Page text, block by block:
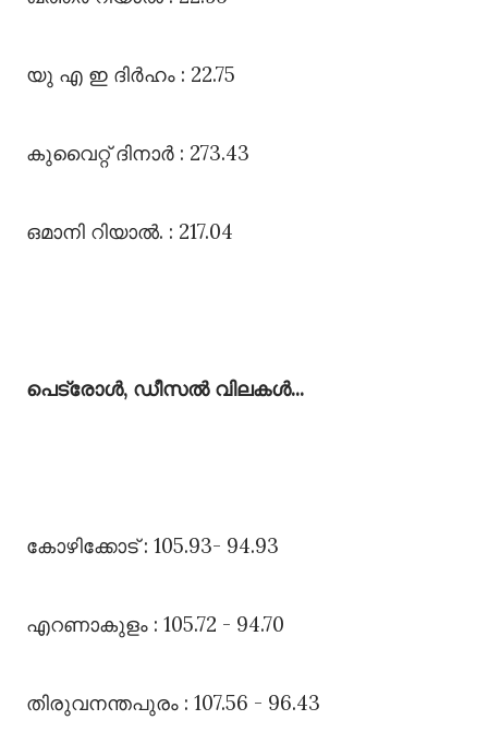
യു എ ഇ ദിർഹം : 22.75
കുവൈറ്റ്‌ ദിനാർ : 273.43
ഒമാനി റിയാൽ. : 217.04
പെട്രോൾ, ഡീസൽ വിലകൾ...
കോഴിക്കോട്‌ : 105.93- 94.93
എറണാകുളം : 105.72 - 94.70
തിരുവനന്തപുരം : 107.56 - 96.43